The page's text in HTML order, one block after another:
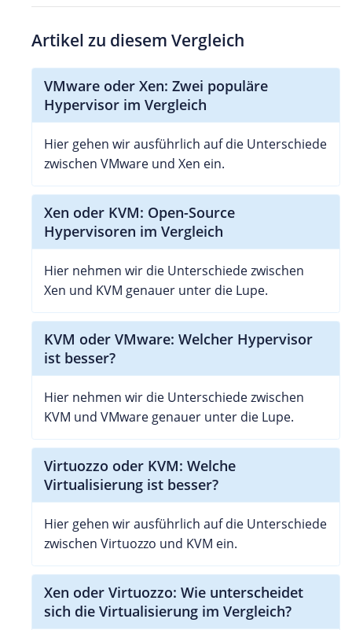
Artikel zu diesem Vergleich
VMware oder Xen: Zwei populäre
Hypervisor im Vergleich
Hier gehen wir ausführlich auf die Unterschiede
zwischen VMware und Xen ein.
Xen oder KVM: Open-Source
Hypervisoren im Vergleich
Hier nehmen wir die Unterschiede zwischen
Xen und KVM genauer unter die Lupe.
KVM oder VMware: Welcher Hypervisor
ist besser?
Hier nehmen wir die Unterschiede zwischen
KVM und VMware genauer unter die Lupe.
Virtuozzo oder KVM: Welche
Virtualisierung ist besser?
Hier gehen wir ausführlich auf die Unterschiede
zwischen Virtuozzo und KVM ein.
Xen oder Virtuozzo: Wie unterscheidet
sich die Virtualisierung im Vergleich?